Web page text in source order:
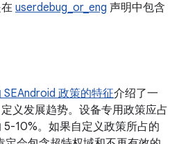
userdebug_or_eng 声明中包含
政策的特征介绍了一
义发展趋势。设备专用政策应占
10%。如果自定义政策所占的